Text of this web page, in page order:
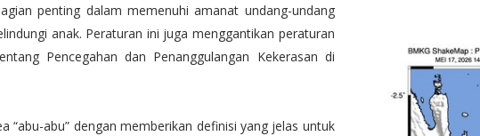
penting dalam memenuhi amanat undang-undang
anak. Peraturan ini juga menggantikan peraturan
Pencegahan dan Penanggulangan Kekerasan di
“abu-abu” dengan memberikan definisi yang jelas untuk